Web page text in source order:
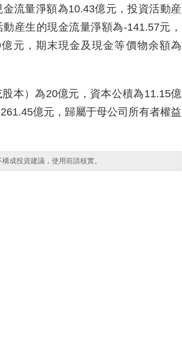
流量淨額為10.43億元，投資活動産
産生的現金流量淨額為-141.57元，
元，期末現金及現金等價物余額為
本）為20億元，資本公積為11.15億
億元，歸屬于母公司所有者權益
成投資建議，使用前請核實。